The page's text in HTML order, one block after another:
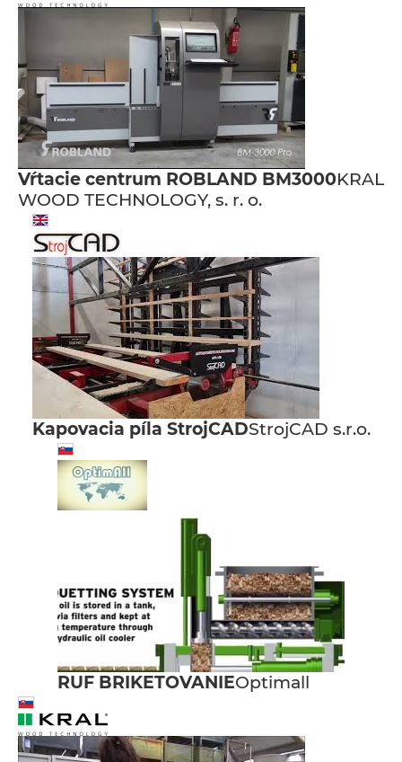
Vŕtacie centrum ROBLAND BM3000KRAL
WOOD TECHNOLOGY, s. r. o.
Kapovacia píla StrojCADStrojCAD s.r.o.
RUF BRIKETOVANIEOptimall